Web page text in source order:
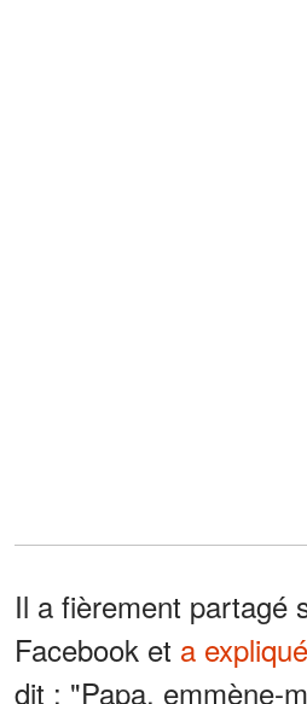
Il a fièrement partagé
Facebook et a expliqué
dit : "Papa, emmène-